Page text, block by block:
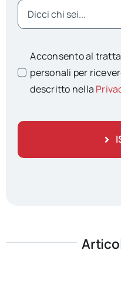
Acconsento al
personali per
descritto nella